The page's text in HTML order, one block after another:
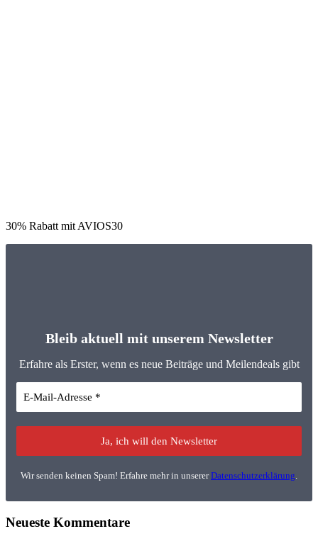
30% Rabatt mit AVIOS30
Bleib aktuell mit unserem Newsletter
Erfahre als Erster, wenn es neue Beiträge und Meilendeals gibt
Wir senden keinen Spam! Erfahre mehr in unsererDatenschutzerklärung
Neueste Kommentare